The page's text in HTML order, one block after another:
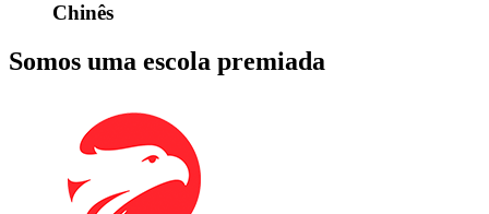
Chinês
Somos uma escola premiada